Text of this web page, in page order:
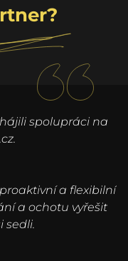
spolupráci na
a flexibilní
a ochotu vyřešit
sedli.